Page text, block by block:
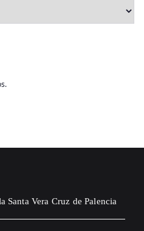
Santa Vera Cruz de Palencia